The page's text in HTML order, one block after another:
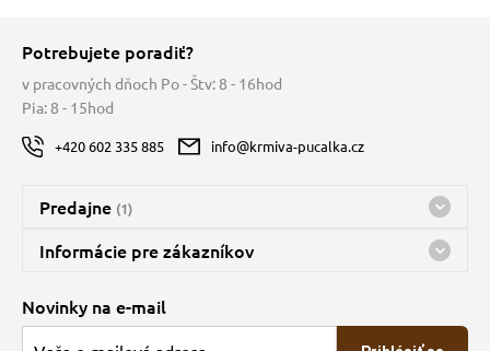
Potrebujete poradiť?
v pracovných dňoch Po - Štv: 8 - 16hod
Pia: 8 - 15hod
+420 602 335 885 info@krmiva-pucalka.cz
Predajne (1)
Predajňa a sklad Kbely
Bohužiaľ, momentálne máme zatvorené
Informácie pre zákazníkov
O spoločnosti
Novinky na e-mail